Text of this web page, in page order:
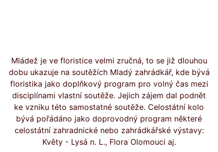
Mládež je ve floristice velmi zručná, to se již dlouhou
dobu ukazuje na soutěžích Mladý zahrádkář, kde bývá
floristika jako doplňkový program pro volný čas mezi
disciplínami vlastní soutěže. Jejich zájem dal podnět
ke vzniku této samostatné soutěže. Celostátní kolo
bývá pořádáno jako doprovodný program některé
celostátní zahradnické nebo zahrádkářské výstavy:
Květy - Lysá n. L., Flora Olomouci aj.